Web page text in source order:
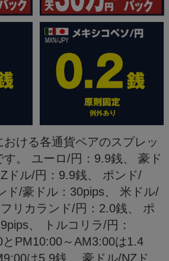
ける各通貨ペアのスプレッ
す。 ユーロ/円：9.9銭、 豪ド
ドル/円：9.9銭、 ポンド/
ド/豪ドル：30pips、 米ドル/
リカランド/円：2.0銭、 ポ
、 トルコリラ/円：
PM10:00～AM3:00は1.4
は5.9銭、 豪ドル/NZド